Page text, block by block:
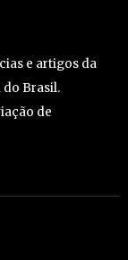
e artigos da
do Brasil.
de